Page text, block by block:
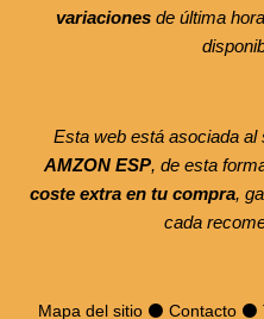
variacionesde última
Esta web está asociada al
AMZON ESP, de esta
coste extra en tu compra,
cada
Mapa del sitio ⚫ Contacto ⚫